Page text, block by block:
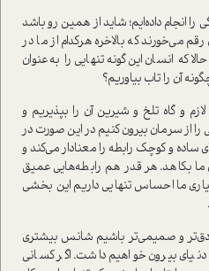
را انجام داده‌ایم؛ شاید از همین رو باشد
می‌خورند که بالاخره هرکدام از ما در
که انسان این‌گونه تنهایی را به‌عنوان
آن را تاب بیاوریم؟
و گاه تلخ و شیرین آن را بپذیریم و
از سرمان بیرون کنیم در این صورت در
و کوچک رابطه را معنادار می‌کند و
ما بکاهد. هر قدر هم رابطه‌هایی عمیق
ما احساس تنهایی داریم این بخشی
و صمیمی‌تر باشیم شانس بیشتری
بیرون خواهیم داشت. اگر کسانی